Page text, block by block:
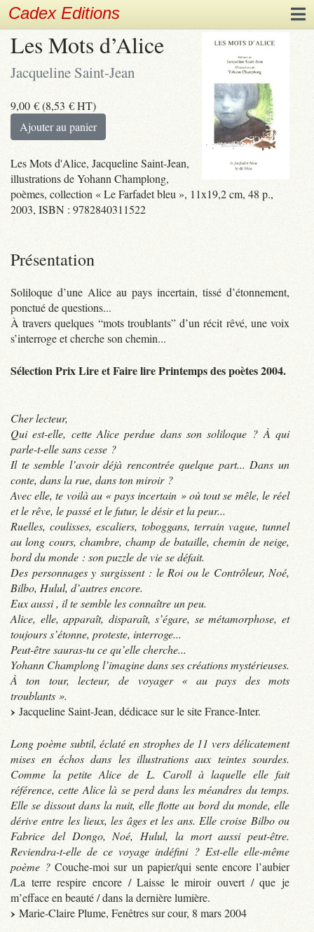
Cadex Editions
Les Mots d’Alice
Jacqueline Saint-Jean
9,00 €(8,53 €HT)
Ajouter au panier
Les Mots d'Alice, Jacqueline Saint-Jean,
illustrations de Yohann Champlong,
poèmes, collection « Le Farfadet bleu », 11x19,2 cm, 48 p.,
2003, ISBN : 9782840311522
Présentation
Soliloque d’une Alice au pays incertain, tissé d’étonnement,
ponctué de questions...
À travers quelques “mots troublants” d’un récit rêvé, une voix
s’interroge et cherche son chemin...
Sélection Prix Lire et Faire lire Printemps des poètes 2004.
Cher lecteur,
Qui est-elle, cette Alice perdue dans son soliloque ? À qui
parle-t-elle sans cesse ?
Il te semble l’avoir déjà rencontrée quelque part... Dans un
conte, dans la rue, dans ton miroir ?
Avec elle, te voilà au « pays incertain » où tout se mêle, le réel
et le rêve, le passé et le futur, le désir et la peur...
Ruelles, coulisses, escaliers, toboggans, terrain vague, tunnel
au long cours, chambre, champ de bataille, chemin de neige,
bord du monde : son puzzle de vie se défait.
Des personnages y surgissent : le Roi ou le Contrôleur, Noé,
Bilbo, Hulul, d’autres encore.
Eux aussi , il te semble les connaître un peu.
Alice, elle, apparaît, disparaît, s’égare, se métamorphose, et
toujours s’étonne, proteste, interroge...
Peut-être sauras-tu ce qu’elle cherche...
Yohann Champlong l’imagine dans ses créations mystérieuses.
À ton tour, lecteur, de voyager « au pays des mots
troublants ».
Jacqueline Saint-Jean, dédicace sur le site France-Inter.
Long poème subtil, éclaté en strophes de 11 vers délicatement
mises en échos dans les illustrations aux teintes sourdes.
Comme la petite Alice de L. Caroll à laquelle elle fait
référence, cette Alice là se perd dans les méandres du temps.
Elle se dissout dans la nuit, elle flotte au bord du monde, elle
dérive entre les lieux, les âges et les ans. Elle croise Bilbo ou
Fabrice del Dongo, Noé, Hulul, la mort aussi peut-être.
Reviendra-t-elle de ce voyage indéfini ? Est-elle elle-même
poème ? Couche-moi sur un papier/qui sente encore l’aubier
/La terre respire encore / Laisse le miroir ouvert / que je
m’efface en beauté / dans la dernière lumière.
Marie-Claire Plume, Fenêtres sur cour, 8 mars 2004